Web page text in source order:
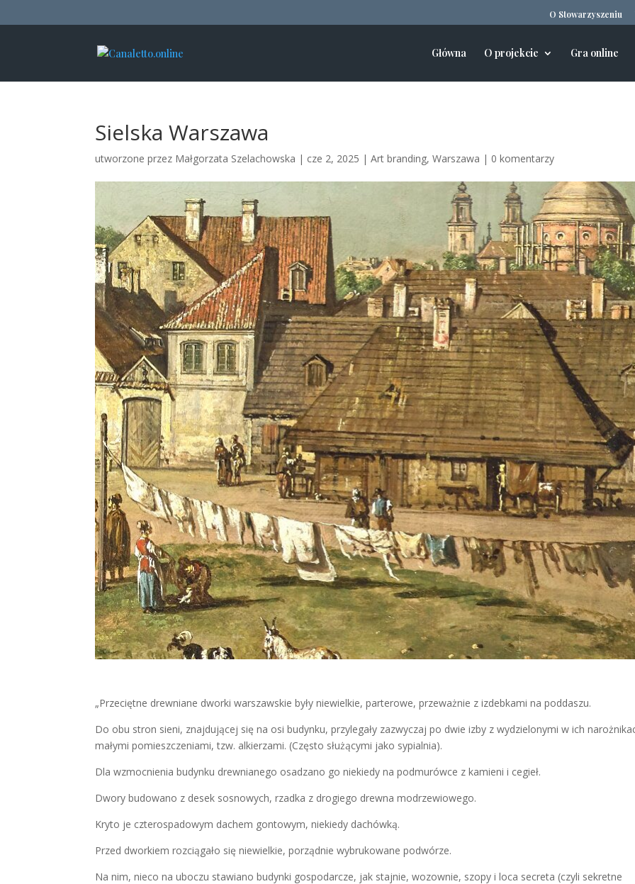
O Stowarzyszeniu
Główna O projekcie Gra online
Sielska Warszawa
utworzone przez Małgorzata Szelachowska | cze 2, 2025 |Art branding,Warszawa | 0 komentarzy
„Przeciętne drewniane dworki warszawskie były niewielkie, parterowe, przeważnie z izdebkami na poddaszu.
Do obu stron sieni, znajdującej się na osi budynku, przylegały zazwyczaj po dwie izby z wydzielonymi w ich
małymi pomieszczeniami, tzw. alkierzami. (Często służącymi jako sypialnia).
Dla wzmocnienia budynku drewnianego osadzano go niekiedy na podmurówce z kamieni i cegieł.
Dwory budowano z desek sosnowych, rzadka z drogiego drewna modrzewiowego.
Kryto je czterospadowym dachem gontowym, niekiedy dachówką.
Przed dworkiem rozciągało się niewielkie, porządnie wybrukowane podwórze.
Na nim, nieco na uboczu stawiano budynki gospodarcze, jak stajnie, wozownie, szopy i loca secreta (czyli sekretne